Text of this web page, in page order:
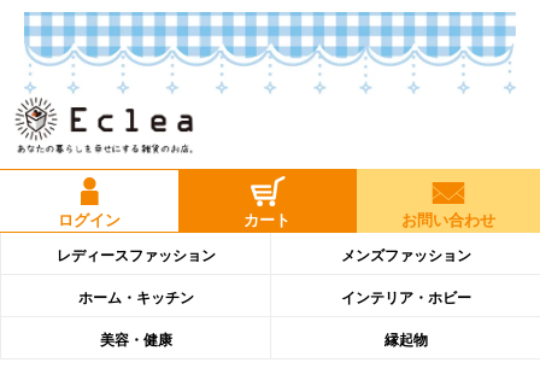
ログイン カート お問い合わせ
レディースファッション メンズファッション
ホーム・キッチン インテリア・ホビー
美容・健康 縁起物